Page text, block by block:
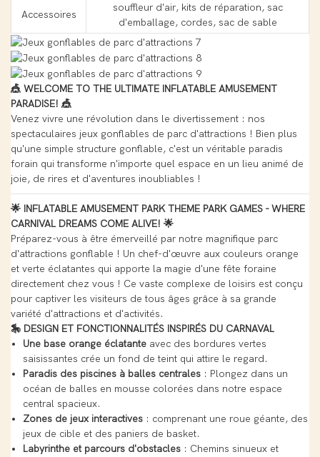
Accessoires
souffleur d'air, kits de réparation, sac
d'emballage, cordes, sac de sable
🎪 WELCOME TO THE ULTIMATE INFLATABLE AMUSEMENT
PARADISE! 🎪
Venez vivre une révolution dans le divertissement : nos
spectaculaires jeux gonflables de parc d'attractions ! Bien plus
qu'une simple structure gonflable, c'est un véritable paradis
forain qui transforme n'importe quel espace en un lieu animé de
joie, de rires et d'aventures inoubliables !
🌟 INFLATABLE AMUSEMENT PARK THEME PARK GAMES - WHERE
CARNIVAL DREAMS COME ALIVE! 🌟
Préparez-vous à être émerveillé par notre magnifique parc
d'attractions gonflable ! Un chef-d'œuvre aux couleurs orange
et verte éclatantes qui apporte la magie d'une fête foraine
directement chez vous ! Ce vaste complexe de loisirs est conçu
pour captiver les visiteurs de tous âges grâce à sa grande
variété d'attractions et d'activités.
🎠 DESIGN ET FONCTIONNALITÉS INSPIRÉS DU CARNAVAL
Une base orange éclatanteavec des bordures vertes
saisissantes crée un fond de teint qui attire le regard.
Paradis des piscines à balles centrales: Plongez dans un
océan de balles en mousse colorées dans notre espace
central spacieux.
Zones de jeux interactives: comprenant une roue géante, des
jeux de cible et des paniers de basket.
Labyrinthe et parcours d'obstacles: Chemins sinueux et